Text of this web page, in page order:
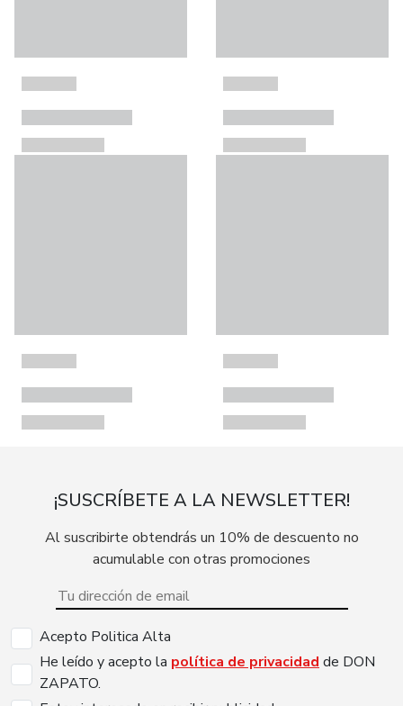
¡SUSCRÍBETE A LA NEWSLETTER!
Al suscribirte obtendrás un 10% de descuento no
acumulable con otras promociones
Acepto Politica Alta
He leído y acepto la política de privacidad de DON
ZAPATO.